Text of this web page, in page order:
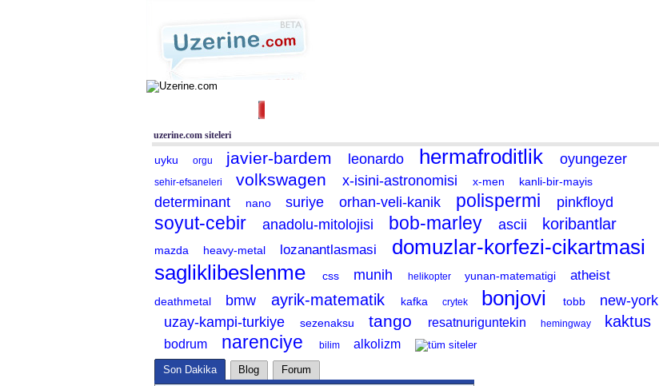
uzerine.com siteleri
uyku orgu javier-bardem leonardo hermafroditlik oyungezer
sehir-efsaneleri volkswagen x-isini-astronomisi x-men kanli-bir-mayis
determinant nano suriye orhan-veli-kanik polispermi pinkfloyd
soyut-cebir anadolu-mitolojisi bob-marley ascii koribantlar
mazda heavy-metal lozanantlasmasi
domuzlar-korfezi-cikartmasi
sagliklibeslenme
css munih helikopter yunan-matematigi atheist
deathmetal bmw ayrik-matematik kafka crytek bonjovi tobb
new-york
uzay-kampi-turkiye
sezenaksu tango resatnuriguntekin hemingway kaktus
bodrum narenciye bilim alkolizm
Son Dakika Blog Forum